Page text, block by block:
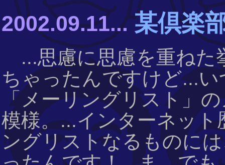
2002.09.11...某倶楽
...思慮に思慮を重ねた
ちゃったんですけど...
「メーリングリスト」
模様。...インターネッ
ングリストなるものに